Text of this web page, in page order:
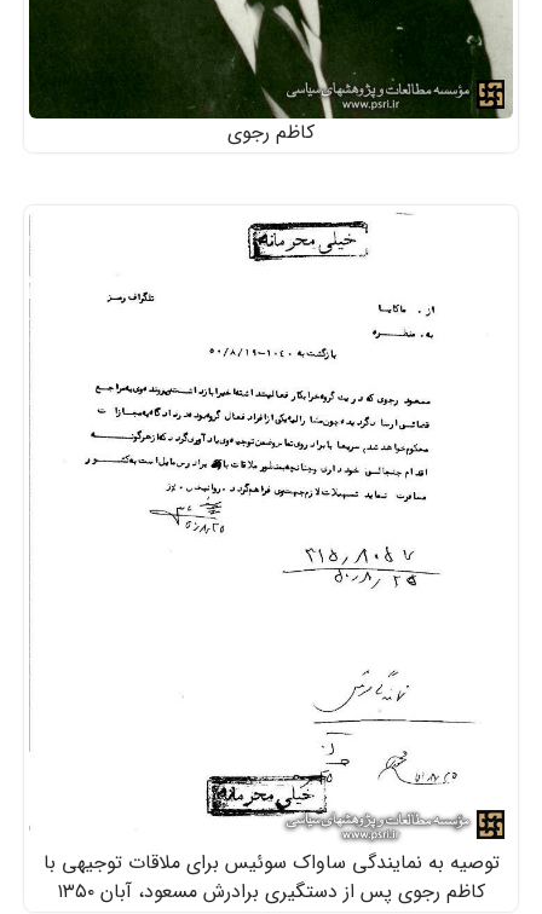
کاظم رجوی
توصیه‌ به نمایندگی ساواک سوئیس برای ملاقات توجیهی با
کاظم رجوی پس از دستگیری برادرش مسعود، آبان ۱۳۵۰